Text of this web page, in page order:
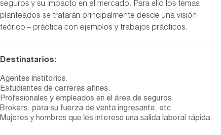
seguros y su impacto en el mercado. Para ello los temas
planteados se tratarán principalmente desde una visión
teórico – práctica con ejemplos y trabajos prácticos.
Destinatarios:
Agentes institorios.
Estudiantes de carreras afines.
Profesionales y empleados en el área de seguros.
Brokers, para su fuerza de venta ingresante, etc.
Mujeres y hombres que les interese una salida laboral rápida.